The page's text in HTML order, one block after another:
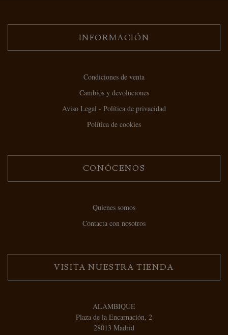
INFORMACIÓN
Condiciones de venta
Cambios y devoluciones
Aviso Legal - Política de privacidad
Política de cookies
CONÓCENOS
Quienes somos
Contacta con nosotros
VISITA NUESTRA TIENDA
ALAMBIQUE
Plaza de la Encarnación, 2
28013 Madrid